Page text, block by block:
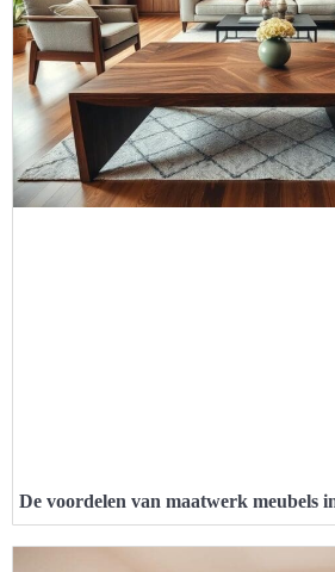
De voordelen van maatwerk meubels